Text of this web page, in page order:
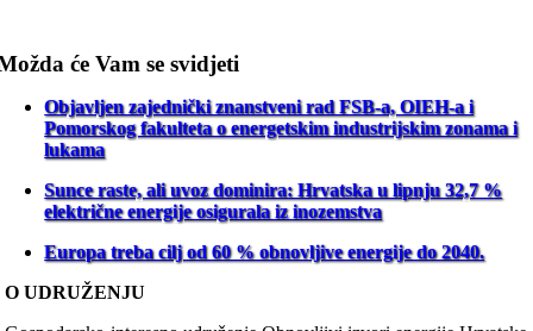
će Vam se svidjeti
Objavljen zajednički znanstveni rad FSB-a, OIEH-a i
Pomorskog fakulteta o energetskim industrijskim zonama i
lukama
Sunce raste, ali uvoz dominira: Hrvatska u lipnju 32,7 %
električne energije osigurala iz inozemstva
Europa treba cilj od 60 % obnovljive energije do 2040.
O UDRUŽENJU